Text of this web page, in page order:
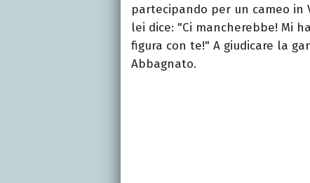
partecipando per un cameo in
lei dice: "Ci mancherebbe! Mi
figura con te!" A giudicare la
Abbagnato.